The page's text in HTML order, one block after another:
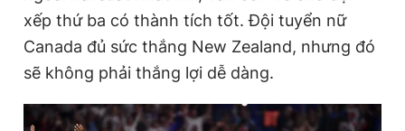
xếp thứ ba có thành tích tốt. Đội tuyển nữ
Canada đủ sức thắng New Zealand, nhưng đó
sẽ không phải thắng lợi dễ dàng.